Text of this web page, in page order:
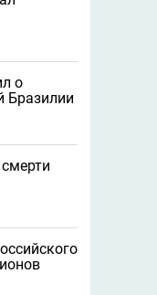
о
Бразилии